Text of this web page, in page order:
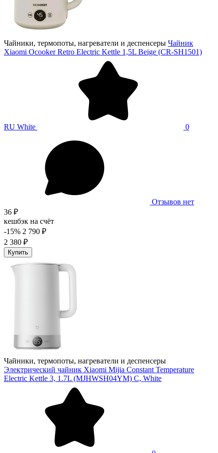
Чайники, термопоты, нагреватели и деспенсеры Чайник
Xiaomi Ocooker Retro Electric Kettle 1,5L Beige (CR-SH1501)
RU White 0
Отзывов нет
36 ₽
кешбэк на счёт
-15% 2 790 ₽
2 380 ₽
Купить
Чайники, термопоты, нагреватели и деспенсеры
Электрический чайник Xiaomi Mijia Constant Temperature
Electric Kettle 3, 1.7L (MJHWSH04YM) C, White